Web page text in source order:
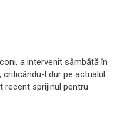
a intervenit sâmbătă în
l dur pe actualul
recent sprijinul pentru